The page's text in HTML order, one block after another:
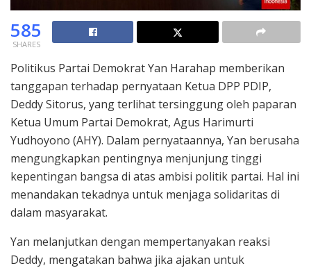
585
SHARES
Politikus Partai Demokrat Yan Harahap memberikan
tanggapan terhadap pernyataan Ketua DPP PDIP,
Deddy Sitorus, yang terlihat tersinggung oleh paparan
Ketua Umum Partai Demokrat, Agus Harimurti
Yudhoyono (AHY). Dalam pernyataannya, Yan berusaha
mengungkapkan pentingnya menjunjung tinggi
kepentingan bangsa di atas ambisi politik partai. Hal ini
menandakan tekadnya untuk menjaga solidaritas di
dalam masyarakat.
Yan melanjutkan dengan mempertanyakan reaksi
Deddy, mengatakan bahwa jika ajakan untuk